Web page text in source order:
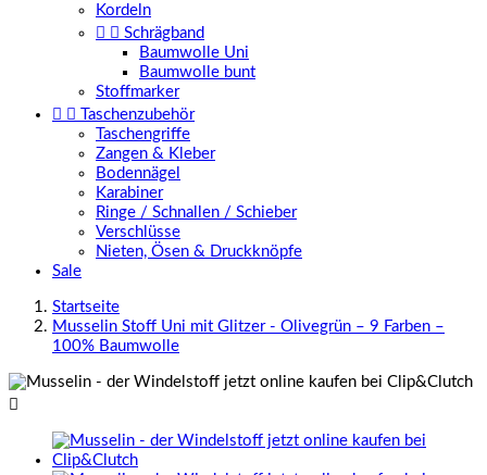
Kordeln
  Schrägband
Baumwolle Uni
Baumwolle bunt
Stoffmarker
 
Taschenzubehör
Taschengriffe
Zangen & Kleber
Bodennägel
Karabiner
Ringe / Schnallen / Schieber
Verschlüsse
Nieten, Ösen & Druckknöpfe
Sale
Startseite
Musselin Stoff Uni mit Glitzer - Olivegrün – 9 Farben –
100% Baumwolle
